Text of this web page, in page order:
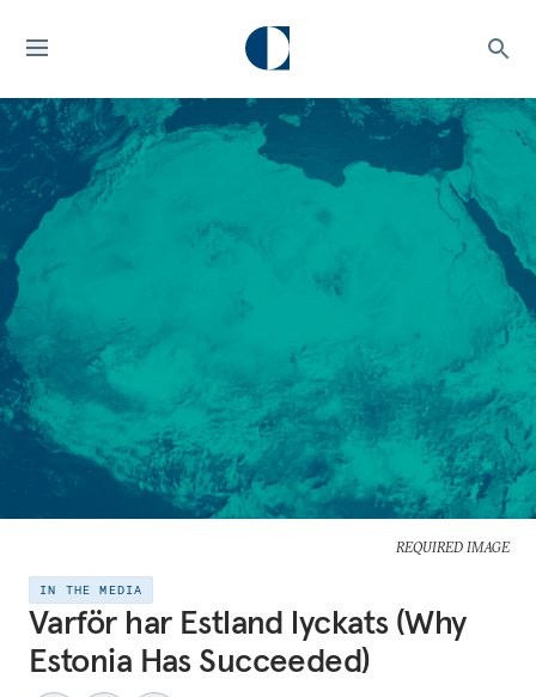
REQUIRED IMAGE
IN THE MEDIA
Varför har Estland lyckats (Why
Estonia Has Succeeded)